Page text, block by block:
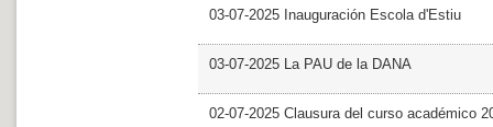
03-07-2025 Inauguración Escola d'Estiu
03-07-2025 La PAU de la DANA
02-07-2025 Clausura del curso académico